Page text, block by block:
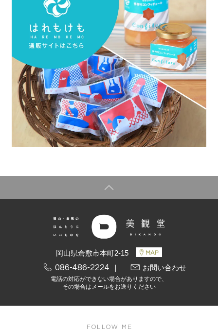
岡山県倉敷市本町2-15
086-486-2224 ｜ お問い合わせ
電話の対応ができない場合がありますので、
その場合はメールをお送りください
FOLLOW ME